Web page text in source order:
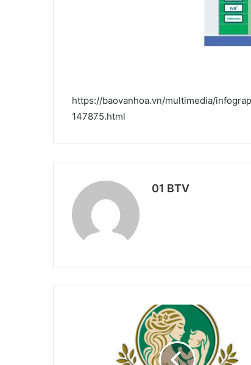
https://baovanhoa.vn/multimedia/
147875.html
01 BTV